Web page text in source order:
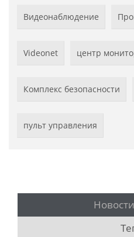
Видеонаблюдение
Videonet центр
Комплекс безопасности
пульт управления